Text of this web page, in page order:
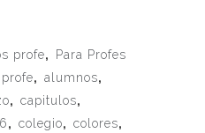
profe,
Para Profes
, alumnos,
, capitulos,
, colegio, colores,